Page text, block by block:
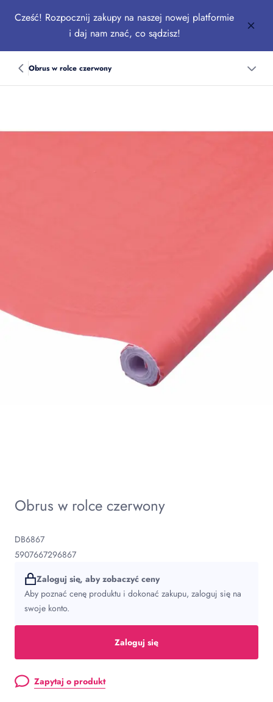
Cześć! Rozpocznij zakupy na naszej nowej platformie
i daj nam znać, co sądzisz!
Obrus w rolce czerwony
Obrus w rolce czerwony
DB6867
5907667296867
Zaloguj się, aby zobaczyć ceny
Aby poznać cenę produktu i dokonać zakupu, zaloguj się na
swoje konto.
Zaloguj się
Zapytaj o produkt